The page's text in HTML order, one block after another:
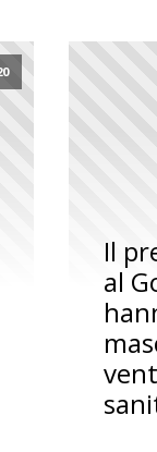
Il
al